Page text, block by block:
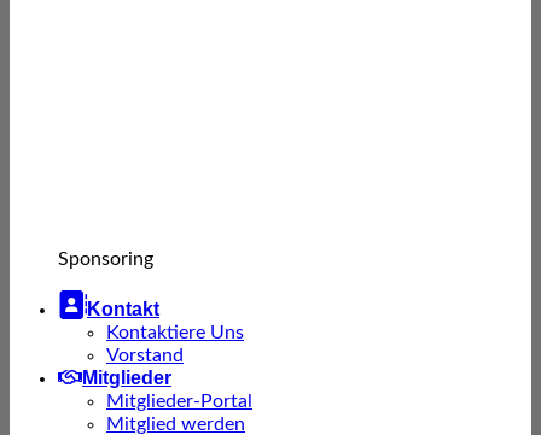
Sponsoring
Kontakt
Kontaktiere Uns
Vorstand
Mitglieder
Mitglieder-Portal
Mitglied werden